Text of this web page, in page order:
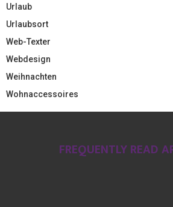
Urlaub
Urlaubsort
Web-Texter
Webdesign
Weihnachten
Wohnaccessoires
FREQUENTLY READ